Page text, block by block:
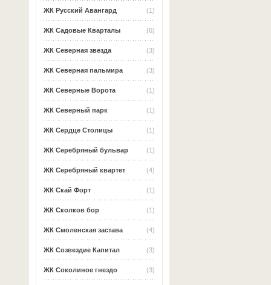
(1)
ЖК Русский Авангард
(6)
ЖК Садовые Кварталы
(3)
ЖК Северная звезда
(3)
ЖК Северная пальмира
(1)
ЖК Северные Ворота
(1)
ЖК Северный парк
(1)
ЖК Сердце Столицы
(1)
ЖК Серебряный бульвар
(4)
ЖК Серебряный квартет
(1)
ЖК Скай Форт
(1)
ЖК Сколков бор
(4)
ЖК Смоленская застава
(3)
ЖК Созвездие Капитал
(3)
ЖК Соколиное гнездо